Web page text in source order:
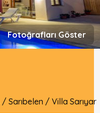
Fotoğrafları Göster
/ Sarıbelen / Villa Sarıyar